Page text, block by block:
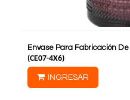
Envase Para Fabricación
(CE07-4X6)
INGRESAR